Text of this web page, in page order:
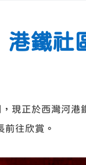
港鐵社
現正於西灣河
前往欣賞。